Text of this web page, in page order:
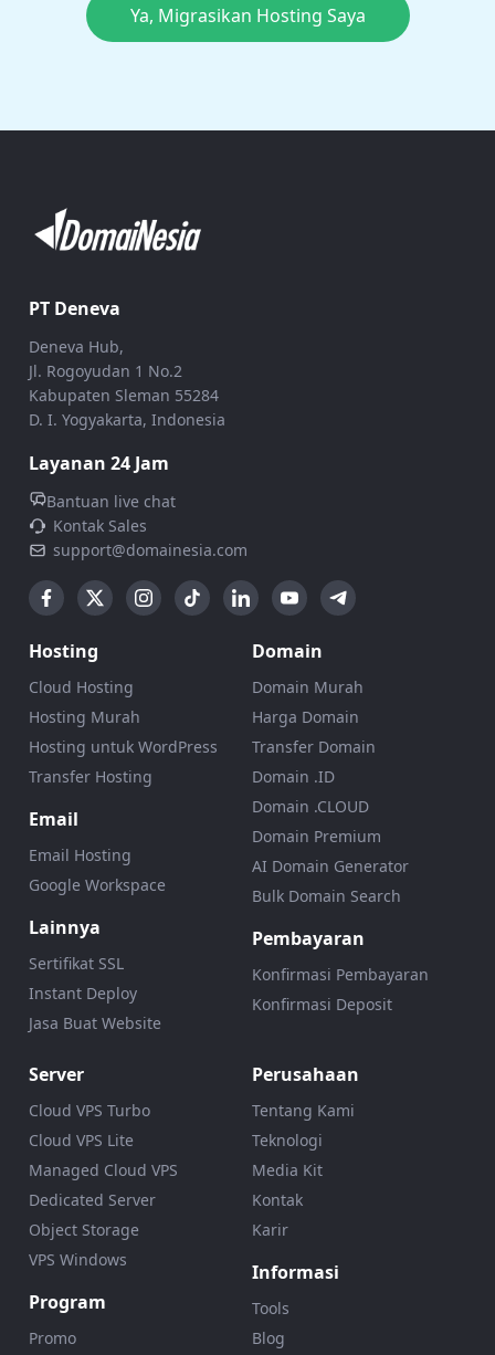
Ya, Migrasikan Hosting Saya
PT Deneva
Deneva Hub,
Jl. Rogoyudan 1 No.2
Kabupaten Sleman 55284
D. I. Yogyakarta, Indonesia
Layanan 24 Jam
Bantuan live chat
Kontak Sales
support@domainesia.com
Hosting
Cloud Hosting
Hosting Murah
Hosting untuk WordPress
Transfer Hosting
Email
Email Hosting
Google Workspace
Lainnya
Sertifikat SSL
Instant Deploy
Jasa Buat Website
Domain
Domain Murah
Harga Domain
Transfer Domain
Domain .ID
Domain .CLOUD
Domain Premium
AI Domain Generator
Bulk Domain Search
Pembayaran
Konfirmasi Pembayaran
Konfirmasi Deposit
Server
Cloud VPS Turbo
Cloud VPS Lite
Managed Cloud VPS
Dedicated Server
Object Storage
VPS Windows
Program
Promo
Perusahaan
Tentang Kami
Teknologi
Media Kit
Kontak
Karir
Informasi
Tools
Blog